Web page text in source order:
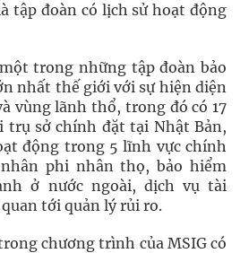
tập đoàn có lịch sử hoạt động
trong những tập đoàn bảo
nhất thế giới với sự hiện diện
vùng lãnh thổ, trong đó có 17
trụ sở chính đặt tại Nhật Bản,
động trong 5 lĩnh vực chính
phi nhân thọ, bảo hiểm
ở nước ngoài, dịch vụ tài
tới quản lý rủi ro.
chương trình của MSIG có